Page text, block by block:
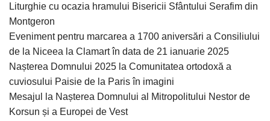
Liturghie cu ocazia hramului Bisericii Sfântului Serafim din
Montgeron
Eveniment pentru marcarea a 1700 aniversări a Consiliului
de la Niceea la Clamart în data de 21 ianuarie 2025
Nașterea Domnului 2025 la Comunitatea ortodoxă a
cuviosului Paisie de la Paris în imagini
Mesajul la Nașterea Domnului al Mitropolitului Nestor de
Korsun și a Europei de Vest